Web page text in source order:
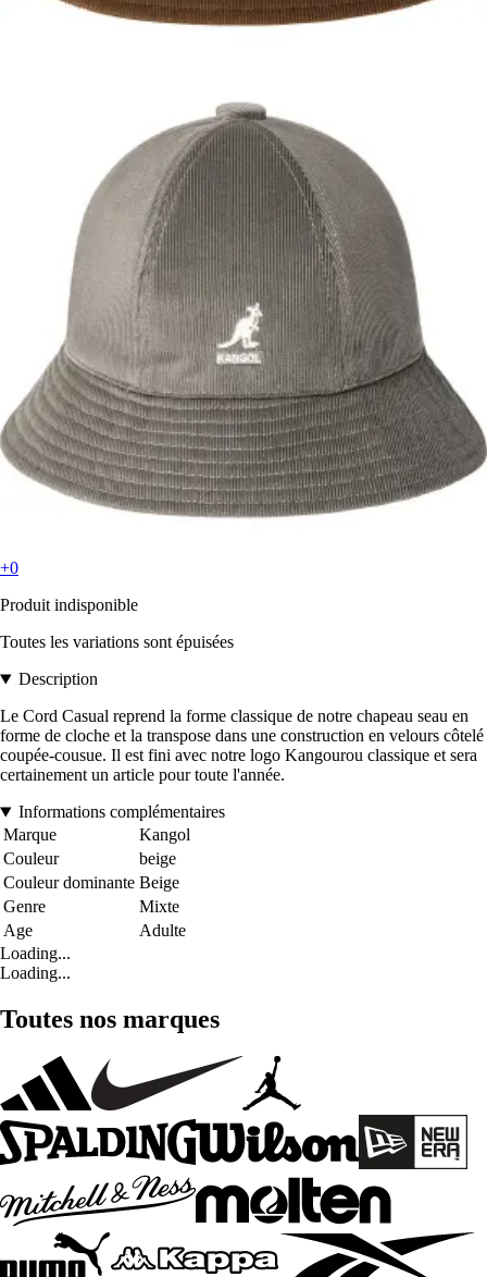
+0
Produit indisponible
Toutes les variations sont épuisées
Description
Le Cord Casual reprend la forme classique de notre chapeau seau en
forme de cloche et la transpose dans une construction en velours côtelé
coupée-cousue. Il est fini avec notre logo Kangourou classique et sera
certainement un article pour toute l'année.
Informations complémentaires
Marque
Kangol
Couleur
beige
Couleur dominante Beige
Genre
Mixte
Age
Adulte
Loading...
Loading...
Toutes nos marques